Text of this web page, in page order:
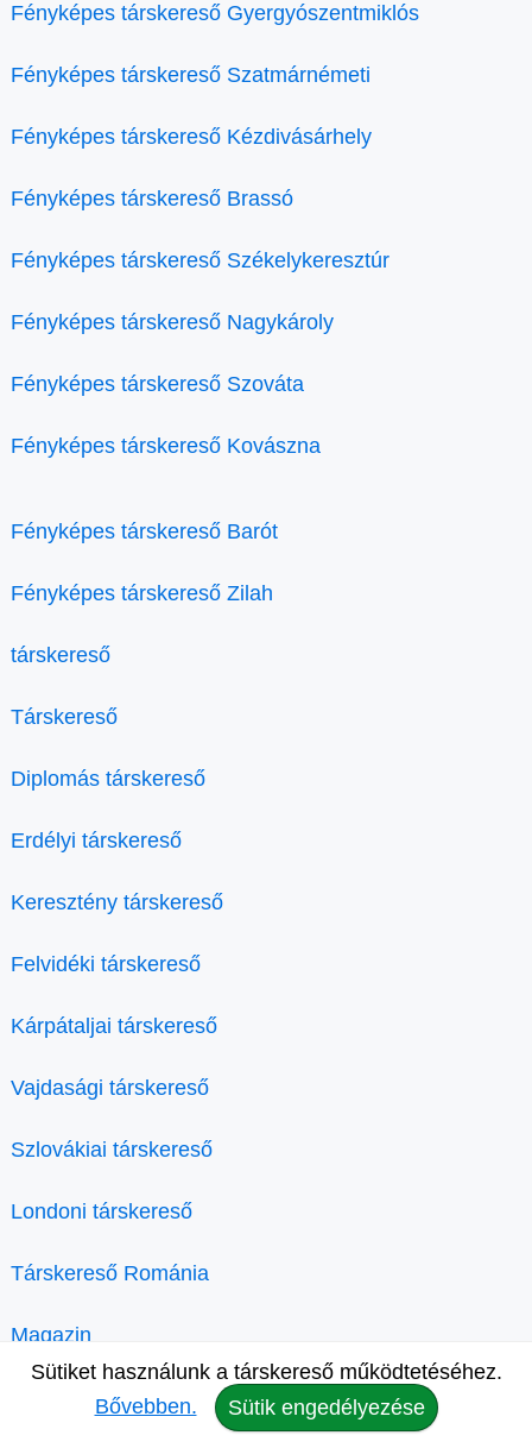
Fényképes társkereső Gyergyószentmiklós
Fényképes társkereső Szatmárnémeti
Fényképes társkereső Kézdivásárhely
Fényképes társkereső Brassó
Fényképes társkereső Székelykeresztúr
Fényképes társkereső Nagykároly
Fényképes társkereső Szováta
Fényképes társkereső Kovászna
Fényképes társkereső Barót
Fényképes társkereső Zilah
társkereső
Társkereső
Diplomás társkereső
Erdélyi társkereső
Keresztény társkereső
Felvidéki társkereső
Kárpátaljai társkereső
Vajdasági társkereső
Szlovákiai társkereső
Londoni társkereső
Társkereső Románia
Magazin
Sütiket használunk a társkereső működtetéséhez.
Bővebben.
Sütik engedélyezése